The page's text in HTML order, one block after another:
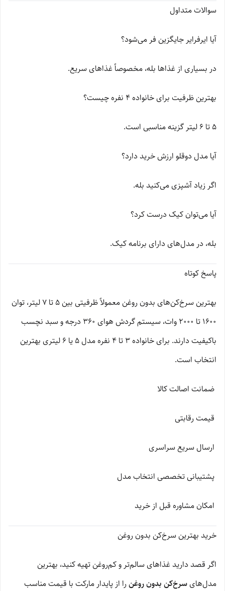
سوالات متداول
آیا ایرفرایر جایگزین فر می‌شود؟
در بسیاری از غذاها بله، مخصوصاً غذاهای سریع.
بهترین ظرفیت برای خانواده 4 نفره چیست؟
5 تا 6 لیتر گزینه مناسبی است.
آیا مدل دوقلو ارزش خرید دارد؟
اگر زیاد آشپزی می‌کنید بله.
آیا می‌توان کیک درست کرد؟
بله، در مدل‌های دارای برنامه کیک.
پاسخ کوتاه
بهترین سرخ‌کن‌های بدون روغن معمولاً ظرفیتی بین 5 تا 7 لیتر، توان
1600 تا 2000 وات، سیستم گردش هوای 360 درجه و سبد نچسب
باکیفیت دارند. برای خانواده 3 تا 4 نفره مدل 5 یا 6 لیتری بهترین
انتخاب است.
ضمانت اصالت کالا
قیمت رقابتی
ارسال سریع سراسری
پشتیبانی تخصصی انتخاب مدل
امکان مشاوره قبل از خرید
خرید بهترین سرخ‌کن بدون روغن
اگر قصد دارید غذاهای سالم‌تر و کم‌روغن تهیه کنید، بهترین
مدل‌هایسرخ‌کن بدون روغنرا از پایدار مارکت با قیمت مناسب